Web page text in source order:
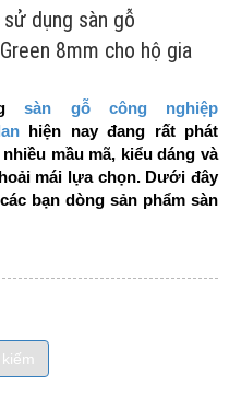
sử dụng sàn gỗ
8mm cho hộ gia
sàn gỗ công nghiệp
hiện nay đang rất phát
mầu mã, kiểu dáng và
mái lựa chọn. Dưới đây
bạn dòng sản phẩm sàn